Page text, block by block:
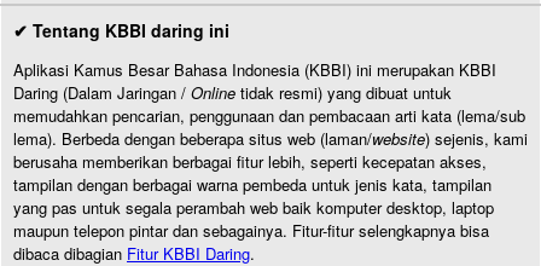
✔ Tentang KBBI daring ini
Aplikasi Kamus Besar Bahasa Indonesia (KBBI) ini merupakan KBBI
Daring (Dalam Jaringan / Online tidak resmi) yang dibuat untuk
memudahkan pencarian, penggunaan dan pembacaan arti kata (lema/sub
lema). Berbeda dengan beberapa situs web (laman/website) sejenis, kami
berusaha memberikan berbagai fitur lebih, seperti kecepatan akses,
tampilan dengan berbagai warna pembeda untuk jenis kata, tampilan
yang pas untuk segala perambah web baik komputer desktop, laptop
maupun telepon pintar dan sebagainya. Fitur-fitur selengkapnya bisa
dibaca dibagian Fitur KBBI Daring.